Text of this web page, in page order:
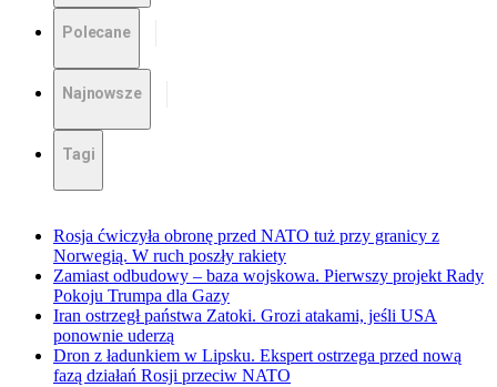
Polecane
Najnowsze
Tagi
Rosja ćwiczyła obronę przed NATO tuż przy granicy z
Norwegią. W ruch poszły rakiety
Zamiast odbudowy – baza wojskowa. Pierwszy projekt Rady
Pokoju Trumpa dla Gazy
Iran ostrzegł państwa Zatoki. Grozi atakami, jeśli USA
ponownie uderzą
Dron z ładunkiem w Lipsku. Ekspert ostrzega przed nową
fazą działań Rosji przeciw NATO